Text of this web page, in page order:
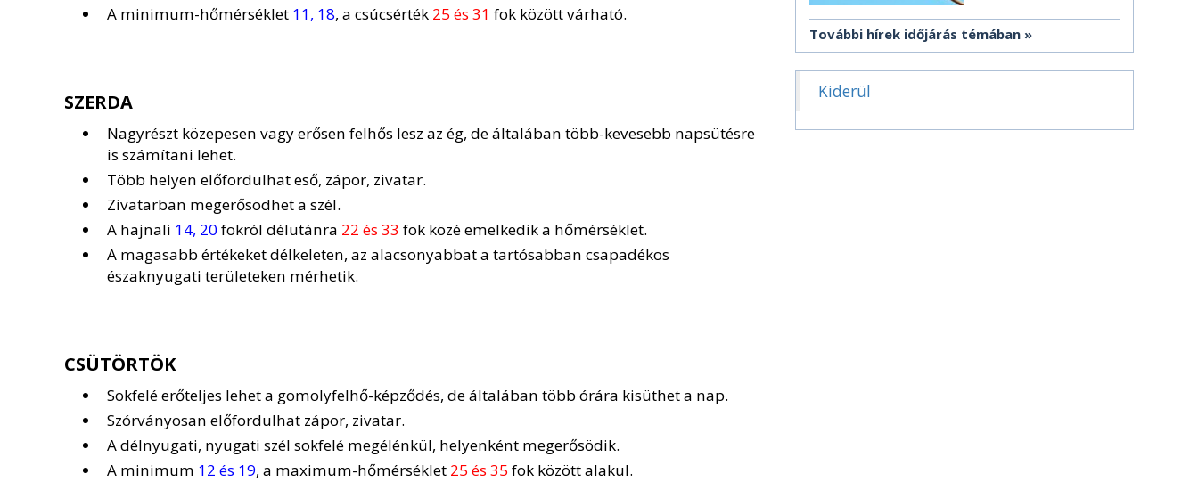
A minimum-hőmérséklet 11, 18, a csúcsérték 25 és 31 fok között várható.
SZERDA
Nagyrészt közepesen vagy erősen felhős lesz az ég, de általában több-kevesebb napsütésre
is számítani lehet.
Több helyen előfordulhat eső, zápor, zivatar.
Zivatarban megerősödhet a szél.
A hajnali 14, 20fokról délutánra 22 és 33 fok közé emelkedik a hőmérséklet.
A magasabb értékeket délkeleten, az alacsonyabbat a tartósabban csapadékos
északnyugati területeken mérhetik.
CSÜTÖRTÖK
Sokfelé erőteljes lehet a gomolyfelhő-képződés, de általában több órára kisüthet a nap.
Szórványosan előfordulhat zápor, zivatar.
A délnyugati, nyugati szél sokfelé megélénkül, helyenként megerősödik.
A minimum 12 és 19, a maximum-hőmérséklet 25 és 35 fok között alakul.
További hírek időjárás témában
Kiderül